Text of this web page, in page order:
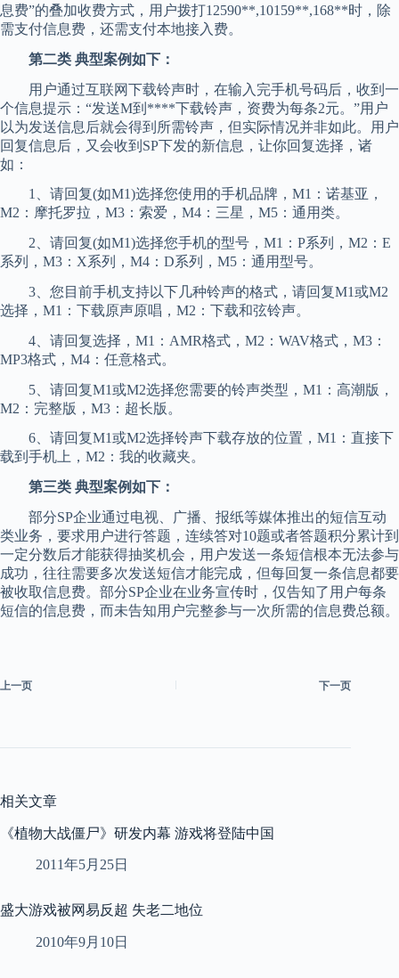
息费”的叠加收费方式，用户拨打12590**,10159**,168**时，除
需支付信息费，还需支付本地接入费。
第二类 典型案例如下：
用户通过互联网下载铃声时，在输入完手机号码后，收到一
个信息提示：“发送M到****下载铃声，资费为每条2元。”用户
以为发送信息后就会得到所需铃声，但实际情况并非如此。用户
回复信息后，又会收到SP下发的新信息，让你回复选择，诸
如：
1、请回复(如M1)选择您使用的手机品牌，M1：诺基亚，
M2：摩托罗拉，M3：索爱，M4：三星，M5：通用类。
2、请回复(如M1)选择您手机的型号，M1：P系列，M2：E
系列，M3：X系列，M4：D系列，M5：通用型号。
3、您目前手机支持以下几种铃声的格式，请回复M1或M2
选择，M1：下载原声原唱，M2：下载和弦铃声。
4、请回复选择，M1：AMR格式，M2：WAV格式，M3：
MP3格式，M4：任意格式。
5、请回复M1或M2选择您需要的铃声类型，M1：高潮版，
M2：完整版，M3：超长版。
6、请回复M1或M2选择铃声下载存放的位置，M1：直接下
载到手机上，M2：我的收藏夹。
第三类 典型案例如下：
部分SP企业通过电视、广播、报纸等媒体推出的短信互动
类业务，要求用户进行答题，连续答对10题或者答题积分累计到
一定分数后才能获得抽奖机会，用户发送一条短信根本无法参与
成功，往往需要多次发送短信才能完成，但每回复一条信息都要
被收取信息费。部分SP企业在业务宣传时，仅告知了用户每条
短信的信息费，而未告知用户完整参与一次所需的信息费总额。
上一页 下一页
相关文章
《植物大战僵尸》研发内幕 游戏将登陆中国
2011年5月25日
盛大游戏被网易反超 失老二地位
2010年9月10日